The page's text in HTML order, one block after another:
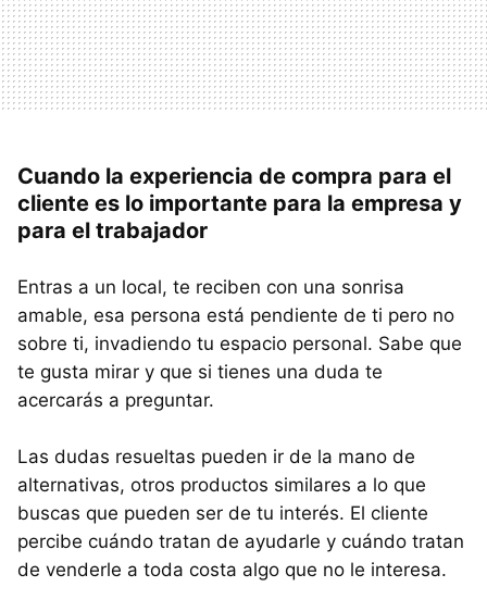
Cuando la experiencia de compra para el
cliente es lo importante para la empresa y
para el trabajador
Entras a un local, te reciben con una sonrisa
amable, esa persona está pendiente de ti pero no
sobre ti, invadiendo tu espacio personal. Sabe que
te gusta mirar y que si tienes una duda te
acercarás a preguntar.
Las dudas resueltas pueden ir de la mano de
alternativas, otros productos similares a lo que
buscas que pueden ser de tu interés. El cliente
percibe cuándo tratan de ayudarle y cuándo tratan
de venderle a toda costa algo que no le interesa.